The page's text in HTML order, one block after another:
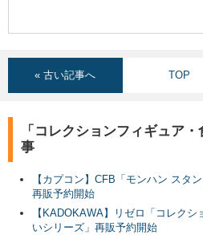
« 古い記事へ TOP
「コレクションフィギュア
事
【カプコン】CFB「モンハン スタ
再販予約開始
【KADOKAWA】リゼロ「コレク
いシリーズ」再販予約開始